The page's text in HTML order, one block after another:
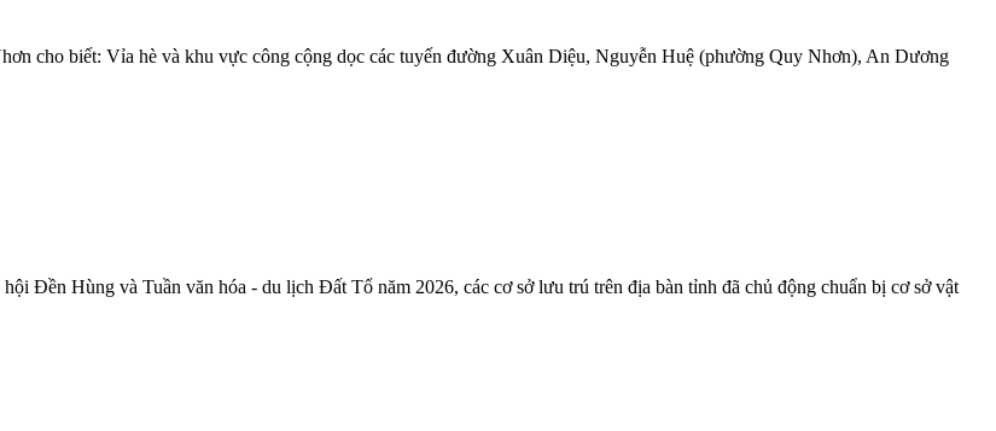
cho biết: Vỉa hè và khu vực công cộng dọc các tuyến đường Xuân Diệu, Nguyễn Huệ (phường Quy Nhơn), An Dương
Đền Hùng và Tuần văn hóa - du lịch Đất Tổ năm 2026, các cơ sở lưu trú trên địa bàn tỉnh đã chủ động chuẩn bị cơ sở vật